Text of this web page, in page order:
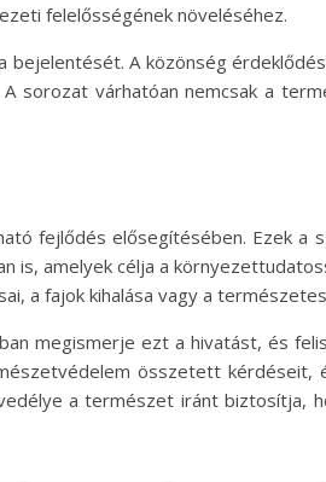
felelősségének növeléséhez.
A közönség
sorozat várhatóan nemcsak a
fejlődés elősegítésében. Ezek a
amelyek célja a
a fajok kihalása vagy a
megismerje ezt a hivatást, és
összetett kérdéseit,
a természet iránt biztosítja,